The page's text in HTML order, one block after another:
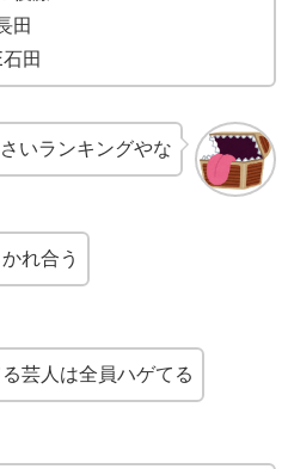
田
田
いランキングやな
れ合う
芸人は全員ハゲてる